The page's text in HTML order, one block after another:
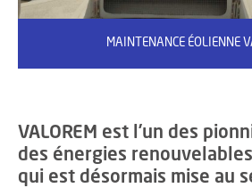
MAINTENANCE ÉOLIENNE
VALOREM est l’un des
des énergies
qui est désormais mise au